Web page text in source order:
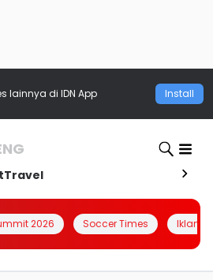
lainnya di IDN App Install
Travel
2026 Soccer Times Iklanin